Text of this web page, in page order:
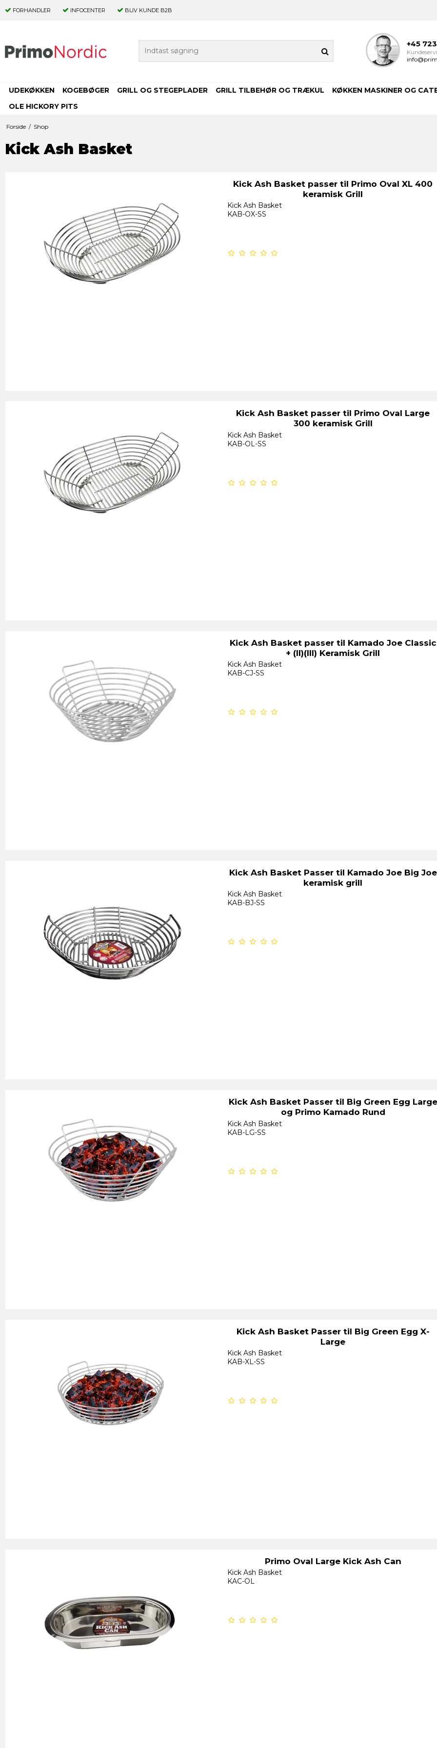
FORHANDLER INFOCENTER BLIV KUNDE B2B
+45
UDEKØKKEN KOGEBØGER GRILL OG STEGEPLADER GRILL TILBEHØR OG TRÆKUL KØKKEN MASKINER OG
OLE HICKORY PITS
Forside / Shop
Kick Ash Basket
Kick Ash Basket passer til Primo Oval XL 400
keramisk Grill
Kick Ash Basket
KAB-OX-SS
Kick Ash Basket passer til Primo Oval Large
300 keramisk Grill
Kick Ash Basket
KAB-OL-SS
Kick Ash Basket passer til Kamado Joe Classic
+ (II)(III) Keramisk Grill
Kick Ash Basket
KAB-CJ-SS
Kick Ash Basket Passer til Kamado Joe Big Joe
keramisk grill
Kick Ash Basket
KAB-BJ-SS
Kick Ash Basket Passer til Big Green Egg Large
og Primo Kamado Rund
Kick Ash Basket
KAB-LG-SS
Kick Ash Basket Passer til Big Green Egg X-
Large
Kick Ash Basket
KAB-XL-SS
Primo Oval Large Kick Ash Can
Kick Ash Basket
KAC-OL